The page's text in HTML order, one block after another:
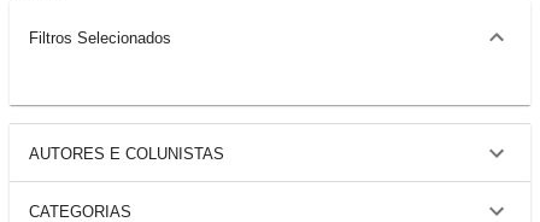
Filtros Selecionados
AUTORES E COLUNISTAS
CATEGORIAS